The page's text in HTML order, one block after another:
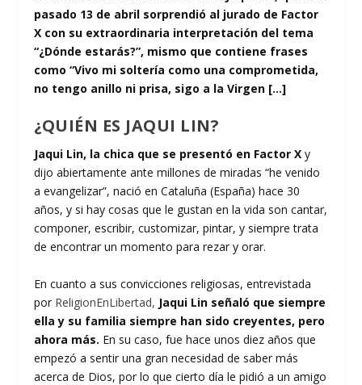
pasado 13 de abril sorprendió al jurado de Factor
X con su extraordinaria interpretación del tema
“¿Dónde estarás?”, mismo que contiene frases
como “Vivo mi soltería como una comprometida,
no tengo anillo ni prisa, sigo a la Virgen […]
¿QUIÉN ES JAQUI LIN?
Jaqui Lin, la chica que se presentó en Factor Xy
dijo abiertamente ante millones de miradas “he venido
a evangelizar”, nació en Cataluña (España) hace 30
años, y si hay cosas que le gustan en la vida son cantar,
componer, escribir, customizar, pintar, y siempre trata
de encontrar un momento para rezar y orar.
En cuanto a sus convicciones religiosas, entrevistada
por ReligionEnLibertad, Jaqui Lin señaló que siempre
ella y su familia siempre han sido creyentes, pero
ahora más. En su caso, fue hace unos diez años que
empezó a sentir una gran necesidad de saber más
acerca de Dios, por lo que cierto día le pidió a un amigo